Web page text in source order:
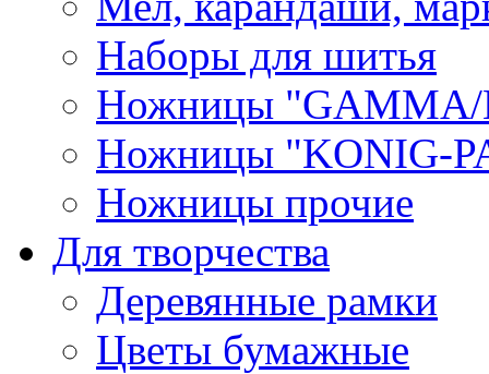
Наборы для шитья
Ножницы "GAMMA/
Ножницы "KONIG-
Ножницы прочие
Для творчества
Деревянные рамки
Цветы бумажные